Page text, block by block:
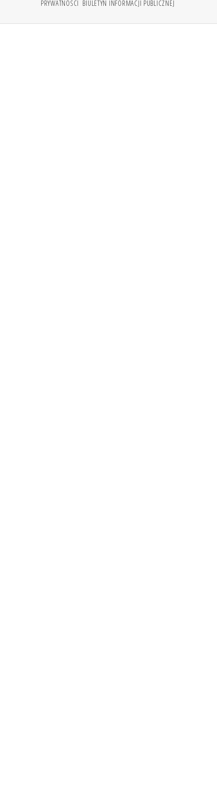
PRYWATNOŚCI BIULETYN INFORMACJI PUBLICZNEJ